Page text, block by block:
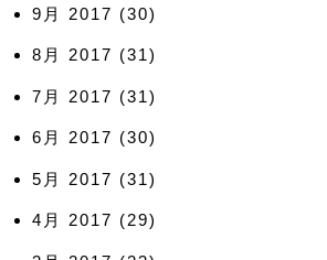
9月 2017 (30)
8月 2017 (31)
7月 2017 (31)
6月 2017 (30)
5月 2017 (31)
4月 2017 (29)